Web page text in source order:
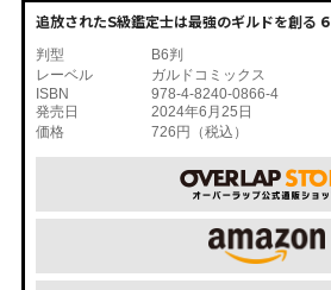
追放されたS級鑑定士は最強のギルドを創る 6
判型
B6判
レーベル
ガルドコミックス
ISBN
978-4-8240-0866-4
発売日
2024年6月25日
価格
726円（税込）